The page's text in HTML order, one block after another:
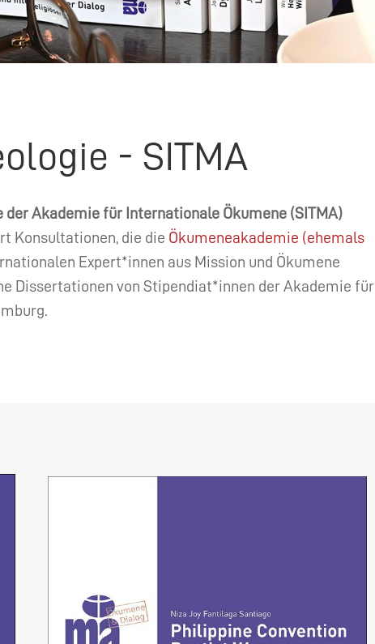
- SITMA
Akademie für Internationale Ökumene (SITMA)
Konsultationen, die die Ökumeneakademie (ehemals
Expert*innen aus Mission und Ökumene
Dissertationen von Stipendiat*innen der Akademie für